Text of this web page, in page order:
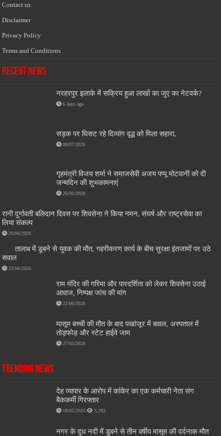
Contact us
Disclaimer
Privacy Policy
Terms and Conditions
Recent News
नरहरपुर इलाके में सक्रिय हुआ लाखों का जुए का नेटवर्क?
6 days ago
सड़क पर घिसट रहे दिव्यांग वृद्ध को मिला सहारा,
09/07/2026
गृहमंत्री विजय शर्मा ने समाजसेवी अजय पप्पू मोटवानी को दी
जन्मदिन की शुभकामनाएं
26/06/2026
रानी दुर्गावती बलिदान दिवस पर शिवसेना ने किया नमन, संघर्ष और राष्ट्रसेवा का
लिया संकल्प
26/06/2026
तालाब में डूबने से युवक की मौत, गहरीकरण कार्य के बीच सुरक्षा इंतजामों पर उठे
सवाल
23/06/2026
राम मंदिर की गरिमा और पारदर्शिता को लेकर शिवसेना उठाई
आवाज, निष्पक्ष जांच की मांग
22/06/2026
मासूम बच्ची की मौत के बाद पखांजूर में बवाल, अस्पताल में
तोड़फोड़ और स्टेट हाईवे जाम
27/05/2026
Trending News
देह व्यापार के आरोप में कांकेर का एक कर्मचारी नेता संग
बैककर्मी गिरफ्तार
18/05/2025 5,392
नगर के दूध नदी में डूबने से तीन वर्षीय मासूम की दर्दनाक मौत